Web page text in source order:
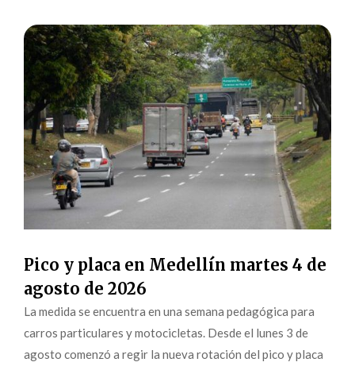
Pico y placa en Medellín martes 4 de
agosto de 2026
La medida se encuentra en una semana pedagógica para
carros particulares y motocicletas. Desde el lunes 3 de
agosto comenzó a regir la nueva rotación del pico y placa